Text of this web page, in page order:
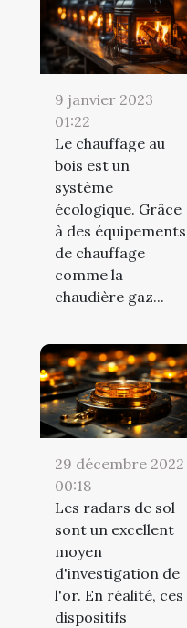
9 janvier 2023
01:22
Le chauffage au
bois est un
système
écologique. Grâce
à des équipements
de chauffage
comme la
chaudière gaz...
29 décembre 2022
00:18
Les radars de sol
sont un excellent
moyen
d'investigation de
l'or. En réalité, ces
dispositifs